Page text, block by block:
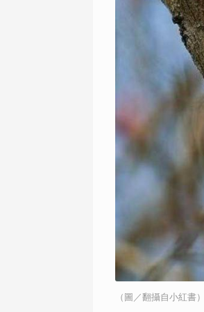
（圖／翻攝自小紅書